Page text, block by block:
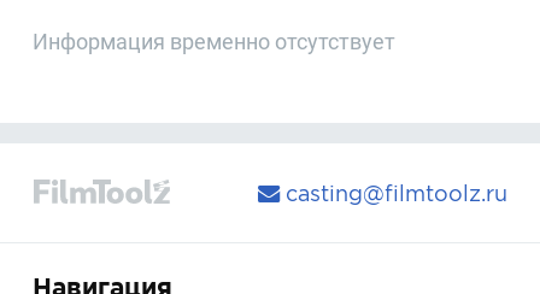
Информация временно отсутствует
casting@filmtoolz.ru
Навигация